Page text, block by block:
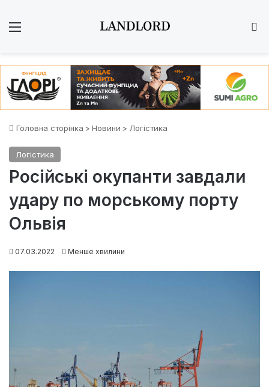
Головна сторінка > Новини > Логістика
Логістика
Російські окупанти завдали
удару по морському порту
Ольвія
07.03.2022 Менше хвилини